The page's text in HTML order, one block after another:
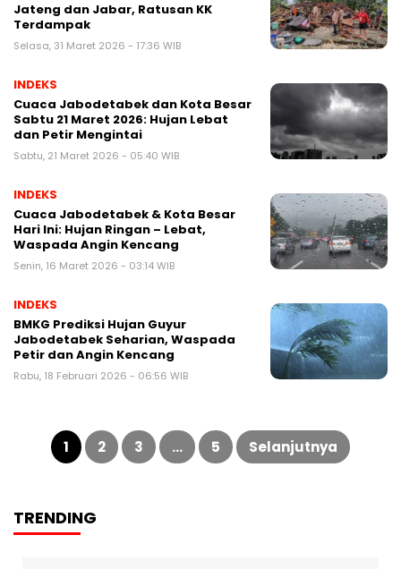
Jateng dan Jabar, Ratusan KK
Terdampak
Selasa, 31 Maret 2026 - 17:36 WIB
INDEKS
Cuaca Jabodetabek dan Kota Besar
Sabtu 21 Maret 2026: Hujan Lebat
dan Petir Mengintai
Sabtu, 21 Maret 2026 - 05:40 WIB
INDEKS
Cuaca Jabodetabek & Kota Besar
Hari Ini: Hujan Ringan – Lebat,
Waspada Angin Kencang
Senin, 16 Maret 2026 - 03:14 WIB
INDEKS
BMKG Prediksi Hujan Guyur
Jabodetabek Seharian, Waspada
Petir dan Angin Kencang
Rabu, 18 Februari 2026 - 06:56 WIB
Paginasi
pos
1 2 3 … 5 Selanjutnya
TRENDING